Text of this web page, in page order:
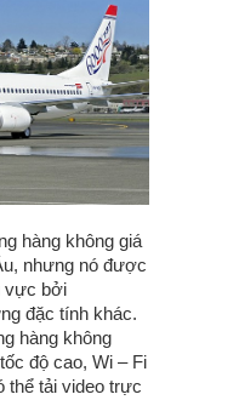
hàng không giá
nhưng nó được
vực bởi
đặc tính khác.
hàng không
độ cao, Wi – Fi
thể tải video trực